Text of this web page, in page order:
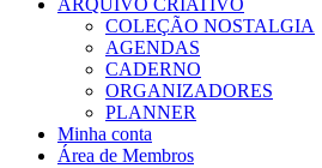
ARQUIVO CRIATIVO
COLEÇÃO NOSTALGIA
AGENDAS
CADERNO
ORGANIZADORES
PLANNER
Minha conta
Área de Membros